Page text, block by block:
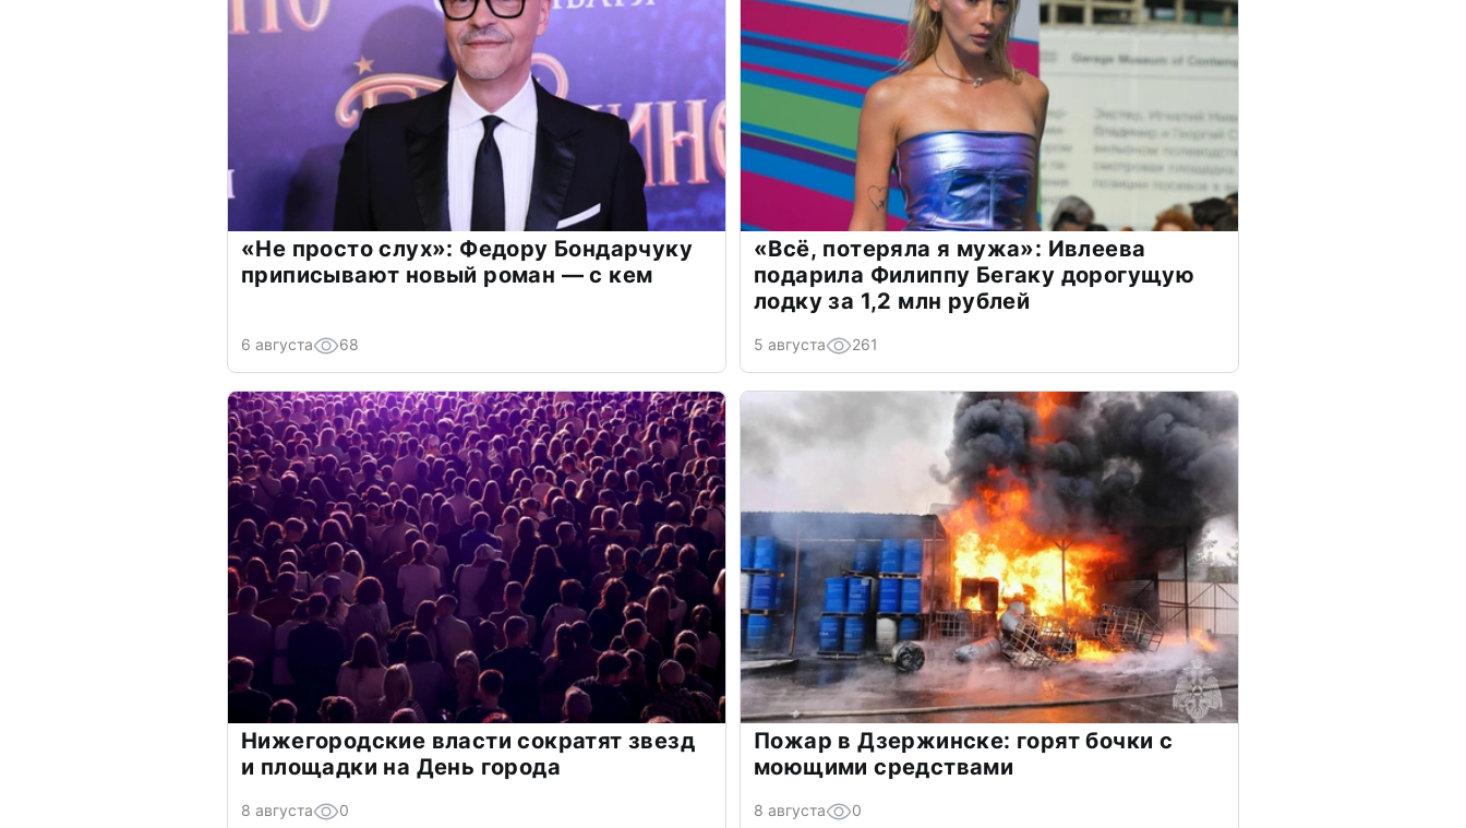
«Не просто слух»: Федору Бондарчуку
приписывают новый роман — с кем
6 августа 68
«Всё, потеряла я мужа»: Ивлеева
подарила Филиппу Бегаку дорогущую
лодку за 1,2 млн рублей
5 августа 261
Нижегородские власти сократят звезд
и площадки на День города
8 августа 0
Пожар в Дзержинске: горят бочки с
моющими средствами
8 августа 0